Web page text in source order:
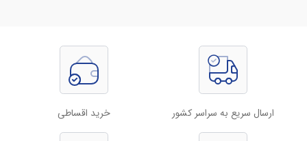
ارسال سریع به سراسر کشور خرید اقساطی